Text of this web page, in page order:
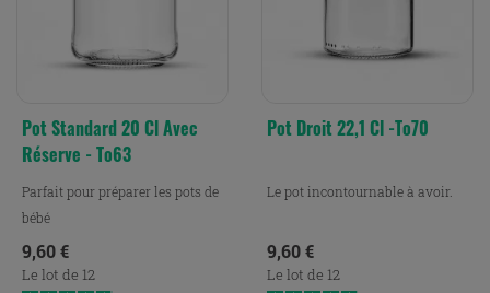
Pot Standard 20 Cl Avec
Réserve - To63
Parfait pour préparer les pots de
bébé
Prix
9,60 €
Le lot de 12
Pot Droit 22,1 Cl -To70
Le pot incontournable à avoir.
Prix
9,60 €
Le lot de 12